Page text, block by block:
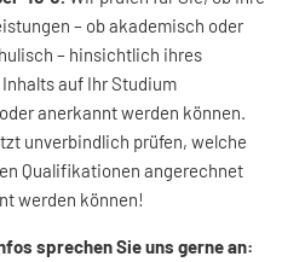
– ob akademisch oder
– hinsichtlich ihres
auf Ihr Studium
anerkannt werden können.
unverbindlich prüfen, welche
Qualifikationen angerechnet
werden können!
sprechen Sie uns gerne an: